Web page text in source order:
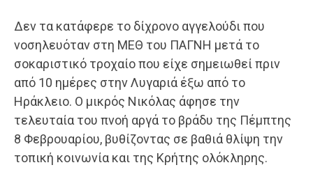
Δεν τα κατάφερε το δίχρονο αγγελούδι που
νοσηλευόταν στη ΜΕΘ του ΠΑΓΝΗ μετά το
σοκαριστικό τροχαίο που είχε σημειωθεί πριν
από 10 ημέρες στην Λυγαριά έξω από το
Ηράκλειο. Ο μικρός Νικόλας άφησε την
τελευταία του πνοή αργά το βράδυ της Πέμπτης
8 Φεβρουαρίου, βυθίζοντας σε βαθιά θλίψη την
τοπική κοινωνία και της Κρήτης ολόκληρης.